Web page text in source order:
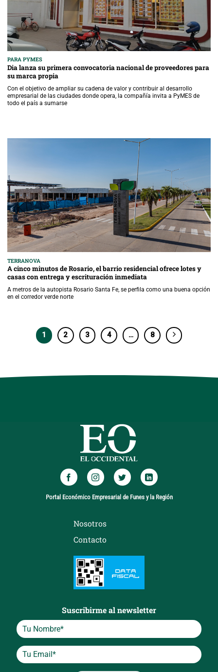
PARA PYMES
Dia lanza su primera convocatoria nacional de proveedores para
su marca propia
Con el objetivo de ampliar su cadena de valor y contribuir al desarrollo
empresarial de las ciudades donde opera, la compañía invita a PyMES de
todo el país a sumarse
TERRANOVA
A cinco minutos de Rosario, el barrio residencial ofrece lotes y
casas con entrega y escrituración inmediata
A metros de la autopista Rosario Santa Fe, se perfila como una buena opción
en el corredor verde norte
1 2 3 4 … 8
Portal Económico Empresarial de Funes y la Región
Nosotros
Contacto
Suscribirme al newsletter